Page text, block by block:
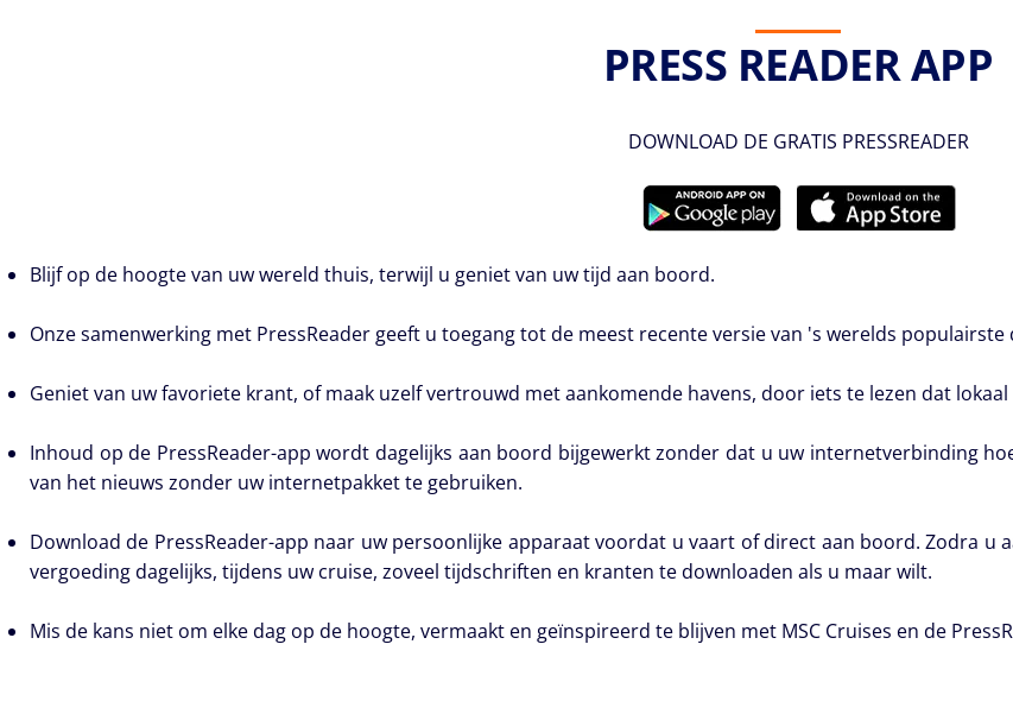
PRESS READER APP
DOWNLOAD DE GRATIS PRESSREADER
Blijf op de hoogte van uw wereld thuis, terwijl u geniet van uw tijd aan boord.
Onze samenwerking met PressReader geeft u toegang tot de meest recente versie van 's werelds
Geniet van uw favoriete krant, of maak uzelf vertrouwd met aankomende havens, door iets te lezen dat
Inhoud op de PressReader-app wordt dagelijks aan boord bijgewerkt zonder dat u uw internetverbinding
van het nieuws zonder uw internetpakket te gebruiken.
Download de PressReader-app naar uw persoonlijke apparaat voordat u vaart of direct aan boord. Zodra
vergoeding dagelijks, tijdens uw cruise, zoveel tijdschriften en kranten te downloaden als u maar wilt.
Mis de kans niet om elke dag op de hoogte, vermaakt en geïnspireerd te blijven met MSC Cruises en de